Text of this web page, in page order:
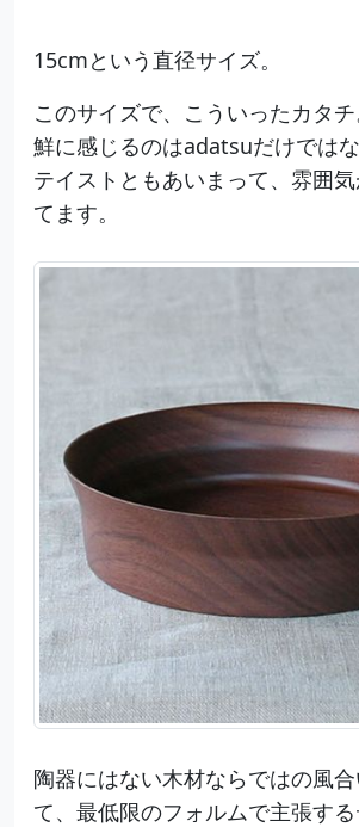
15cmという直径サイズ。
このサイズで、こういったカタ
鮮に感じるのはadatsuだけでは
テイストともあいまって、雰囲
てます。
陶器にはない木材ならではの風
て、最低限のフォルムで主張す